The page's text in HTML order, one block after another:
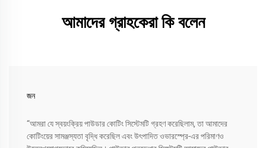
আমাদের গ্রাহকেরা কি বলেন
জন
“আমরা যে স্বয়ংক্রিয় পাউডার কোটিং সিস্টেমটি গ্রহণ করেছিলাম, তা আমাদের
কোটিংয়ের সামঞ্জস্যতা বৃদ্ধি করেছিল এবং উৎপাদিত ওভারস্প্রে-এর পরিমাণও